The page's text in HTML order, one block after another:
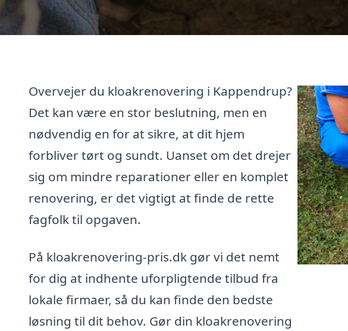
Overvejer du kloakrenovering i Kappendrup?
Det kan være en stor beslutning, men en
nødvendig en for at sikre, at dit hjem
forbliver tørt og sundt. Uanset om det drejer
sig om mindre reparationer eller en komplet
renovering, er det vigtigt at finde de rette
fagfolk til opgaven.
På kloakrenovering-pris.dk gør vi det nemt
for dig at indhente uforpligtende tilbud fra
lokale firmaer, så du kan finde den bedste
løsning til dit behov. Gør din kloakrenovering